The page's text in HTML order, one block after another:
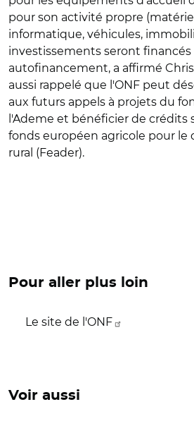
pour son activité propre
informatique, véhicules,
investissements seront
autofinancement, a affirmé
aussi rappelé que l'ONF peut
aux futurs appels à projets du
l'Ademe et bénéficier de
fonds européen agricole pour
rural (Feader).
Pour aller plus loin
Le site de l'ONF
Voir aussi